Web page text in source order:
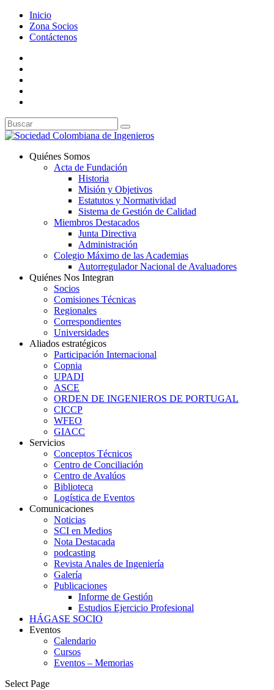
Inicio
Zona Socios
Contáctenos
Quiénes Somos
Acta de Fundación
Historia
Misión y Objetivos
Estatutos y Normatividad
Sistema de Gestión de Calidad
Miembros Destacados
Junta Directiva
Administración
Colegio Máximo de las Academias
Autorregulador Nacional de Avaluadores
Quiénes Nos Integran
Socios
Comisiones Técnicas
Regionales
Correspondientes
Universidades
Aliados estratégicos
Participación Internacional
Copnia
UPADI
ASCE
ORDEN DE INGENIEROS DE PORTUGAL
CICCP
WFEO
GIACC
Servicios
Conceptos Técnicos
Centro de Conciliación
Centro de Avalúos
Biblioteca
Logística de Eventos
Comunicaciones
Noticias
SCI en Medios
Nota Destacada
podcasting
Revista Anales de Ingeniería
Galería
Publicaciones
Informe de Gestión
Estudios Ejercicio Profesional
HÁGASE SOCIO
Eventos
Calendario
Cursos
Eventos – Memorias
Select Page